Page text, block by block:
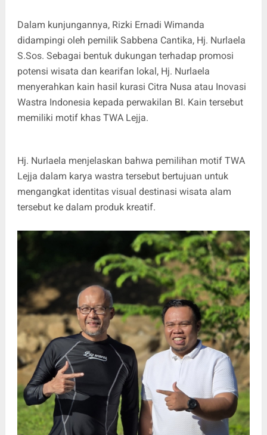
Dalam kunjungannya, Rizki Ernadi Wimanda
didampingi oleh pemilik Sabbena Cantika, Hj. Nurlaela
S.Sos. Sebagai bentuk dukungan terhadap promosi
potensi wisata dan kearifan lokal, Hj. Nurlaela
menyerahkan kain hasil kurasi Citra Nusa atau Inovasi
Wastra Indonesia kepada perwakilan BI. Kain tersebut
memiliki motif khas TWA Lejja.
Hj. Nurlaela menjelaskan bahwa pemilihan motif TWA
Lejja dalam karya wastra tersebut bertujuan untuk
mengangkat identitas visual destinasi wisata alam
tersebut ke dalam produk kreatif.